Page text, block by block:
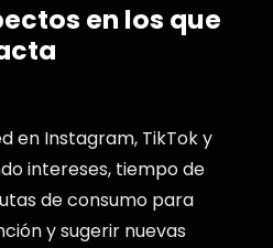
en los que
en Instagram, TikTok y
intereses, tiempo de
de consumo para
y sugerir nuevas